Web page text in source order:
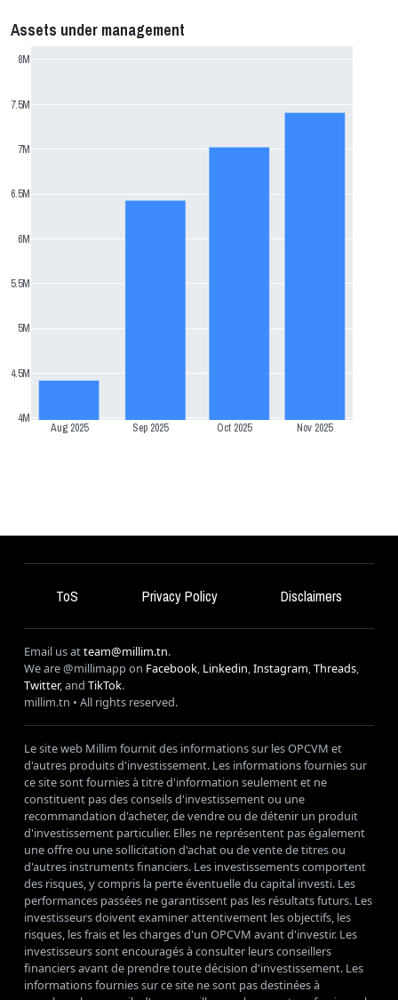
Assets under management
Aug 2025 Sep 2025 Oct 2025 Nov 2025
4M
4.5M
5M
5.5M
6M
6.5M
7M
7.5M
8M
ToS Privacy Policy Disclaimers
Email us atteam@millim.tn.
We are @millimapp on Facebook, Linkedin,Instagram,Threads,
Twitter, and TikTok.
millim.tn • All rights reserved.
Le site web Millim fournit des informations sur les OPCVM et
d'autres produits d'investissement. Les informations fournies sur
ce site sont fournies à titre d'information seulement et ne
constituent pas des conseils d'investissement ou une
recommandation d'acheter, de vendre ou de détenir un produit
d'investissement particulier. Elles ne représentent pas également
une offre ou une sollicitation d'achat ou de vente de titres ou
d'autres instruments financiers. Les investissements comportent
des risques, y compris la perte éventuelle du capital investi. Les
performances passées ne garantissent pas les résultats futurs. Les
investisseurs doivent examiner attentivement les objectifs, les
risques, les frais et les charges d'un OPCVM avant d'investir. Les
investisseurs sont encouragés à consulter leurs conseillers
financiers avant de prendre toute décision d'investissement. Les
informations fournies sur ce site ne sont pas destinées à